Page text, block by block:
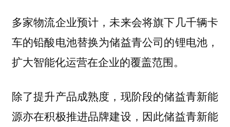
多家物流企业预计，未来会将旗下几千辆卡
车的铅酸电池替换为储益青公司的锂电池，
扩大智能化运营在企业的覆盖范围。
除了提升产品成熟度，现阶段的储益青新能
源亦在积极推进品牌建设，因此储益青新能